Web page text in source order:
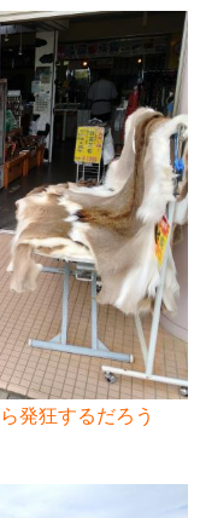
発狂するだろう